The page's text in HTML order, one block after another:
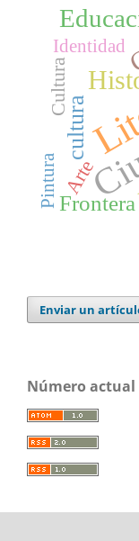
cultura
Frontera
Cultura
Arte
Pintura
Identidad
Enviar un
Número actual